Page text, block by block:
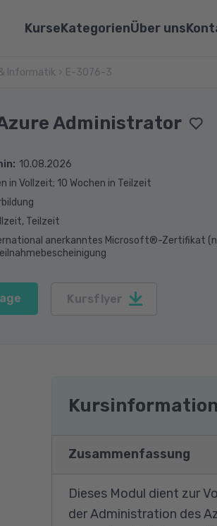
Kurse
Umschulungen
Kategorien
Pflege & Medizin
Über uns
Informatik E-3076-3
Administrator
: 10.08.2026
in Vollzeit; 10 Wochen in Teilzeit
Teilzeit
anerkanntes Microsoft®-Zertifikat
Kursflyer
Zusammenfassung
Dieses Modul dient zur
der Administration des